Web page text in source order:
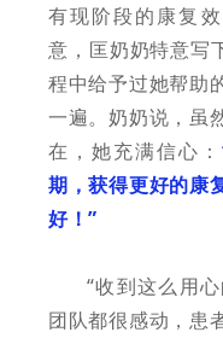
有现阶段的康复
意，匡奶奶特意写
程中给予过她帮助
一遍。奶奶说，虽
在，她充满信心：
期，获得更好的康
好！”
“收到这么用
团队都很感动，患